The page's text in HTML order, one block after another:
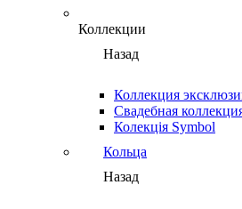
Коллекции
Назад
Коллекция
Свадебная
Колекція Symbol
Кольца
Назад